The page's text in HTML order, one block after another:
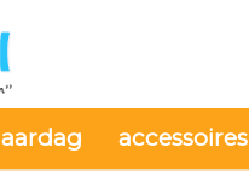
accessoires